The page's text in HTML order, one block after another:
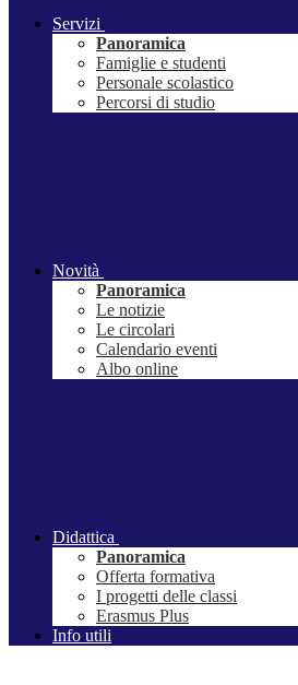
Servizi
Panoramica
Famiglie e studenti
Personale scolastico
Percorsi di studio
Novità
Panoramica
Le notizie
Le circolari
Calendario eventi
Albo online
Didattica
Panoramica
Offerta formativa
I progetti delle classi
Erasmus Plus
Info utili